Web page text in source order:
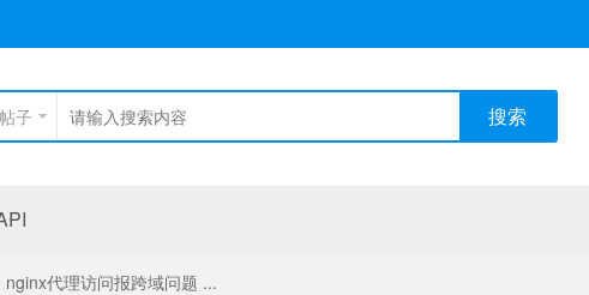
帖子 搜索
代理访问报跨域问题 ...